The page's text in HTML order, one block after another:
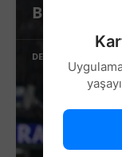
Beşiktaş’ta
DEVAMINI OKU